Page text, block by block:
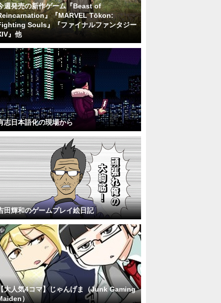
週発売の新作ゲーム『Beast of
』『MARVEL Tōkon:
Souls』『ファイナルファンタジー
』他
志日本語化の現場から
田輝和のゲームプレイ絵日記
大人気4コマ】じゃんげま（Junk Gaming
）